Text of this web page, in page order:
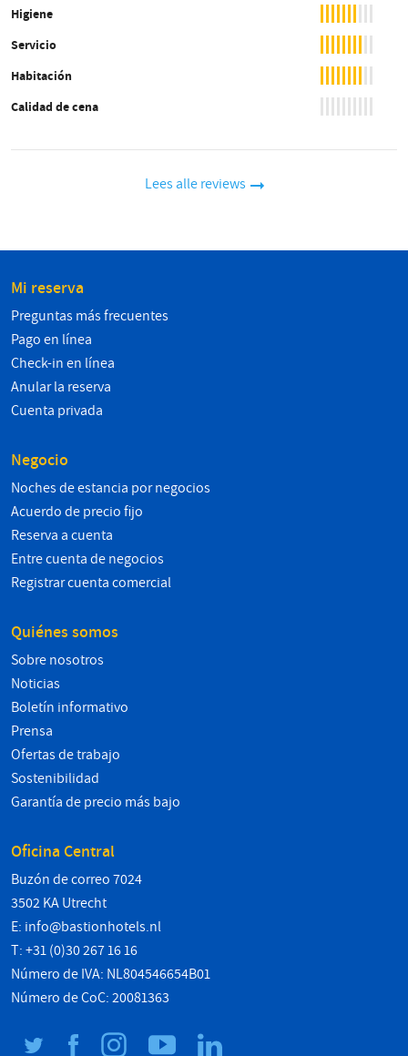
Higiene
Servicio
Habitación
Calidad de cena
Lees alle reviews
Mi reserva
Preguntas más frecuentes
Pago en línea
Check-in en línea
Anular la reserva
Cuenta privada
Negocio
Noches de estancia por negocios
Acuerdo de precio fijo
Reserva a cuenta
Entre cuenta de negocios
Registrar cuenta comercial
Quiénes somos
Sobre nosotros
Noticias
Boletín informativo
Prensa
Ofertas de trabajo
Sostenibilidad
Garantía de precio más bajo
Oficina Central
Buzón de correo 7024
3502 KA Utrecht
E: info@bastionhotels.nl
T: +31 (0)30 267 16 16
Número de IVA: NL804546654B01
Número de CoC: 20081363